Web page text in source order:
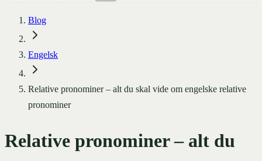
Blog
Engelsk
Relative pronominer – alt du skal vide om engelske relative
pronominer
Relative pronominer – alt du